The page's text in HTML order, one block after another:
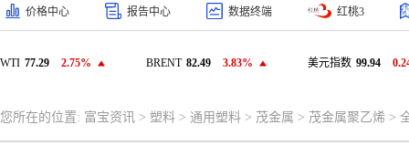
价格中心 报告中心 数据终端 红桃3
WTI 77.29 2.75% BRENT 82.49 3.83% 美元指数 99.94
您所在的位置: 富宝资讯 > 塑料 > 通用塑料 > 茂金属 > 茂金属聚乙烯 >